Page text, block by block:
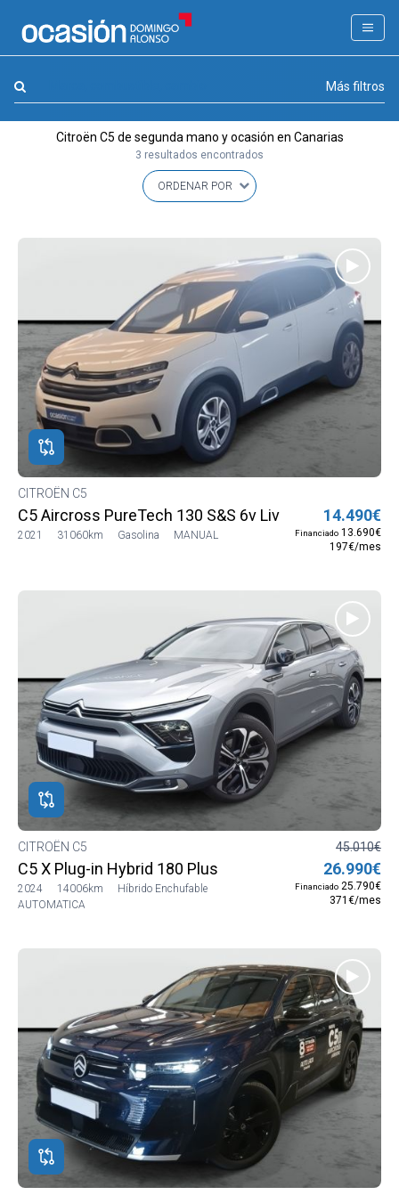
FILTROS
APPROVED
Combustible y cambio (0)
Precio y cuota (0)
Carrocería, año y Kms. (0)
Más filtros
Citroën C5 de segunda mano y ocasión en Canarias
3 resultados encontrados
CITROËN C5
C5 Aircross PureTech 130 S&S 6v Live
2021 31060km Gasolina MANUAL
14.490€
Financiado 13.690€
197€/mes
CITROËN C5
C5 X Plug-in Hybrid 180 Plus
2024 14006km
Híbrido Enchufable
AUTOMATICA
45.010€
26.990€
Financiado 25.790€
371€/mes